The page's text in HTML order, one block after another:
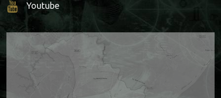
Youtube